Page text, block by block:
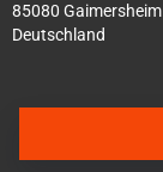
85080 Gaimersheim
Deutschland